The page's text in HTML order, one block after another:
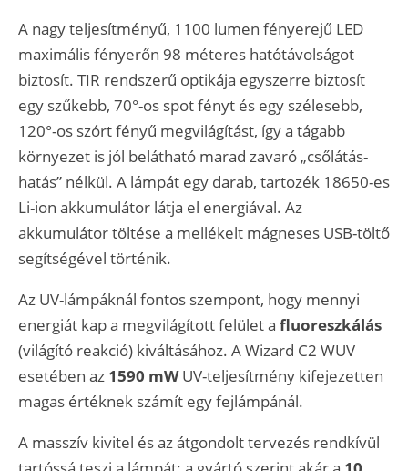
A nagy teljesítményű, 1100 lumen fényerejű LED
maximális fényerőn 98 méteres hatótávolságot
biztosít. TIR rendszerű optikája egyszerre biztosít
egy szűkebb, 70°-os spot fényt és egy szélesebb,
120°-os szórt fényű megvilágítást, így a tágabb
környezet is jól belátható marad zavaró „csőlátás-
hatás” nélkül. A lámpát egy darab, tartozék 18650-es
Li-ion akkumulátor látja el energiával. Az
akkumulátor töltése a mellékelt mágneses USB-töltő
segítségével történik.
Az UV-lámpáknál fontos szempont, hogy mennyi
energiát kap a megvilágított felület a fluoreszkálás
(világító reakció) kiváltásához. A Wizard C2 WUV
esetében az 1590 mWUV-teljesítmény kifejezetten
magas értéknek számít egy fejlámpánál.
A masszív kivitel és az átgondolt tervezés rendkívül